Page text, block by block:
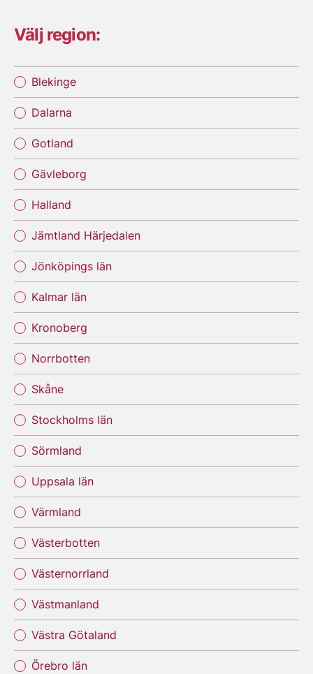
Välj region:
Blekinge
Dalarna
Gotland
Gävleborg
Halland
Jämtland Härjedalen
Jönköpings län
Kalmar län
Kronoberg
Norrbotten
Skåne
Stockholms län
Sörmland
Uppsala län
Värmland
Västerbotten
Västernorrland
Västmanland
Västra Götaland
Örebro län